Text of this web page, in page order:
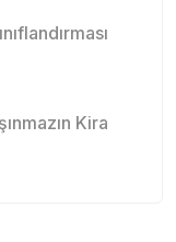
Kira